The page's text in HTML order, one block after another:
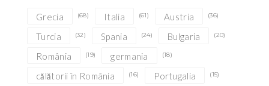
Grecia (68) Italia (61) Austria (36)
Turcia (32) Spania (24) Bulgaria (20)
România (19) germania (18)
călătorii în România (16) Portugalia (15)